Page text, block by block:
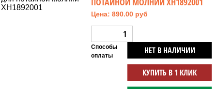
Цена: 890.00 руб
НЕТ В НАЛИЧИИ
КУПИТЬ В 1 КЛИК
Способы
оплаты